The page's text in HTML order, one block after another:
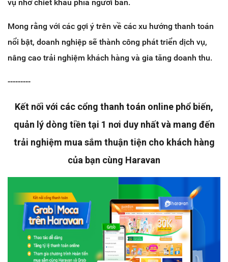
vụ nhờ chiết khấu phía người bán.
Mong rằng với các gợi ý trên về các xu hướng thanh toán
nổi bật, doanh nghiệp sẽ thành công phát triển dịch vụ,
nâng cao trải nghiệm khách hàng và gia tăng doanh thu.
---------
Kết nối với các cổng thanh toán online phổ biến,
quản lý dòng tiền tại 1 nơi duy nhất và mang đến
trải nghiệm mua sắm thuận tiện cho khách hàng
của bạn cùng Haravan